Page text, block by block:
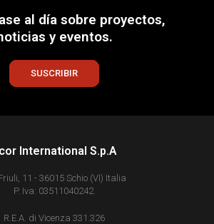
al día sobre proyectos,
y eventos.
SUSCRIBIR
International S.p.A
11 - 36015 Schio (VI) Italia
P. Iva: 03511040242.
R.E.A. di Vicenza 331.326